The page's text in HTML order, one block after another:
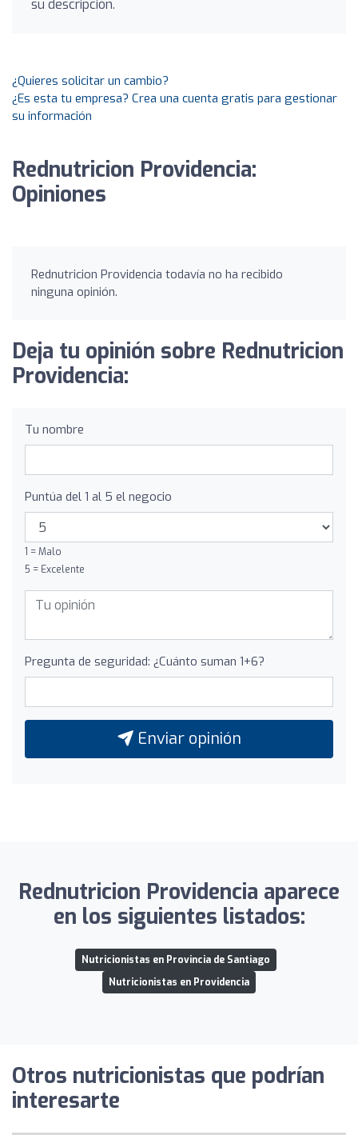
su descripción.
¿Quieres solicitar un cambio?
¿Es esta tu empresa? Crea una cuenta gratis para gestionar
su información
Rednutricion Providencia:
Opiniones
Rednutricion Providencia todavía no ha recibido
ninguna opinión.
Deja tu opinión sobre Rednutricion
Providencia:
Tu nombre
Puntúa del 1 al 5 el negocio
1 = Malo
5 = Excelente
Pregunta de seguridad: ¿Cuánto suman 1+6?
Enviar opinión
Rednutricion Providencia aparece
en los siguientes listados:
Nutricionistas en Provincia de Santiago
Nutricionistas en Providencia
Otros nutricionistas que podrían
interesarte